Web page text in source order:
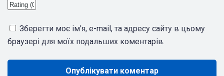
Зберегти моє ім'я, e-mail, та адресу сайту в цьому
браузері для моїх подальших коментарів.